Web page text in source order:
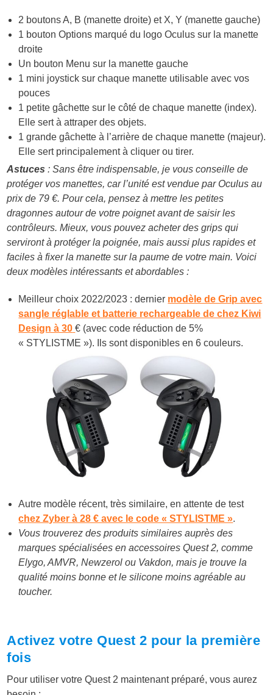
2 boutons A, B (manette droite) et X, Y (manette gauche)
1 bouton Options marqué du logo Oculus sur la manette
droite
Un bouton Menu sur la manette gauche
1 mini joystick sur chaque manette utilisable avec vos
pouces
1 petite gâchette sur le côté de chaque manette (index).
Elle sert à attraper des objets.
1 grande gâchette à l’arrière de chaque manette (majeur).
Elle sert principalement à cliquer ou tirer.
Astuces : Sans être indispensable, je vous conseille de
protéger vos manettes, car l’unité est vendue par Oculus au
prix de 79 €. Pour cela, pensez à mettre les petites
dragonnes autour de votre poignet avant de saisir les
contrôleurs. Mieux, vous pouvez acheter des grips qui
serviront à protéger la poignée, mais aussi plus rapides et
faciles à fixer la manette sur la paume de votre main. Voici
deux modèles intéressants et abordables :
Meilleur choix 2022/2023 : dernier modèle de Grip avec
sangle réglable et batterie rechargeable de chez Kiwi
Design à 30 € (avec code réduction de 5%
« STYLISTME »). Ils sont disponibles en 6 couleurs.
Autre modèle récent, très similaire, en attente de test
chez Zyber à 28 € avec le code « STYLISTME ».
Vous trouverez des produits similaires auprès des
marques spécialisées en accessoires Quest 2, comme
Elygo, AMVR, Newzerol ou Vakdon, mais je trouve la
qualité moins bonne et le silicone moins agréable au
toucher.
Activez votre Quest 2 pour la première
fois
Pour utiliser votre Quest 2 maintenant préparé, vous aurez